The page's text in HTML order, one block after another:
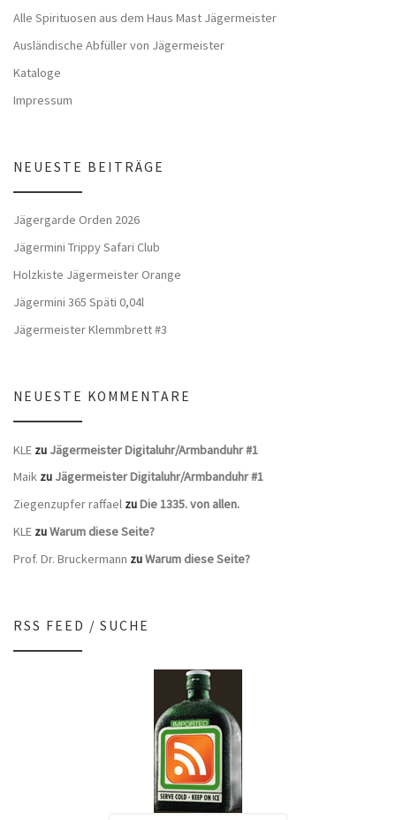
Alle Spirituosen aus dem Haus Mast Jägermeister
Ausländische Abfüller von Jägermeister
Kataloge
Impressum
NEUESTE BEITRÄGE
Jägergarde Orden 2026
Jägermini Trippy Safari Club
Holzkiste Jägermeister Orange
Jägermini 365 Späti 0,04l
Jägermeister Klemmbrett #3
NEUESTE KOMMENTARE
KLE zu Jägermeister Digitaluhr/Armbanduhr #1
Maik zu Jägermeister Digitaluhr/Armbanduhr #1
Ziegenzupfer raffael zuDie 1335. von allen.
KLE zuWarum diese Seite?
Prof. Dr. Bruckermann zuWarum diese Seite?
RSS FEED / SUCHE